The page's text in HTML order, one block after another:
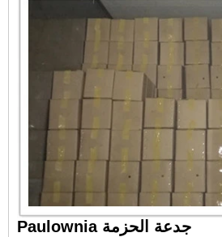
Paulownia جدعة الحزمة